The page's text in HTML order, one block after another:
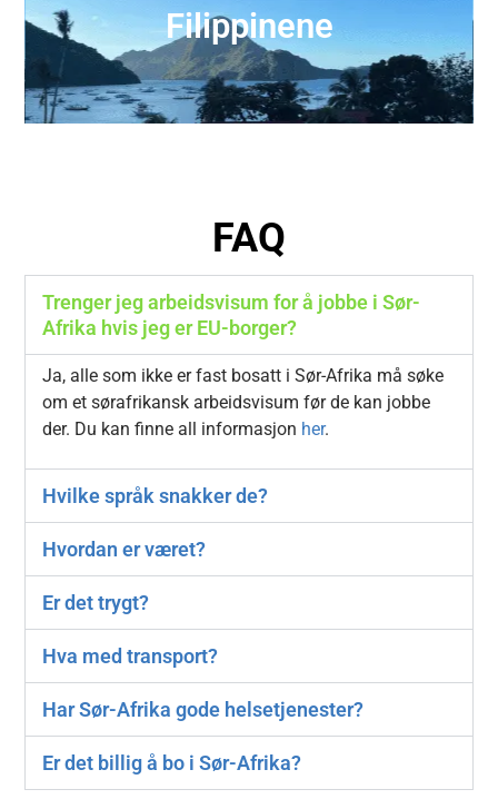
Filippinene
FAQ
Trenger jeg arbeidsvisum for å jobbe i Sør-
Afrika hvis jeg er EU-borger?
Ja, alle som ikke er fast bosatt i Sør-Afrika må søke
om et sørafrikansk arbeidsvisum før de kan jobbe
der. Du kan finne all informasjon her.
Hvilke språk snakker de?
Hvordan er været?
Er det trygt?
Hva med transport?
Har Sør-Afrika gode helsetjenester?
Er det billig å bo i Sør-Afrika?